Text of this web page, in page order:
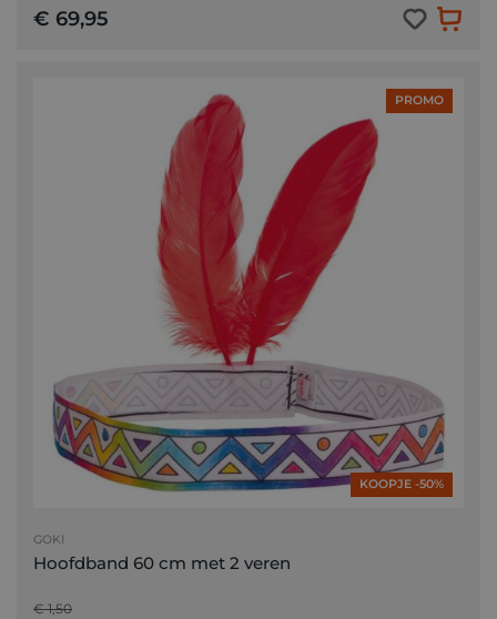
€ 69,95
PROMO
KOOPJE -50%
GOKI
Hoofdband 60 cm met 2 veren
€ 1,50